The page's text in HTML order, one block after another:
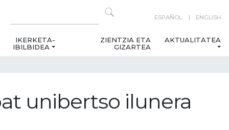
ESPAÑOL ENGLISH
IKERKETA-
IBILBIDEA
ZIENTZIA ETA
GIZARTEA
AKTUALITATEA
unibertso ilunera